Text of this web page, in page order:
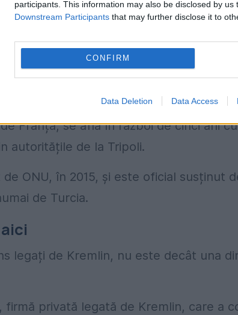
participants. This information may also be disclosed by us
Downstream Participants that may further disclose it to
CONFIRM
Data Deletion Data Access
de culise, Rusia se implică mult mai
lunetiști, artilerie precisă: același
Haftar, în estul Libiei. Haftar,
Franța, se află în război de cinci ani
autoritățile de la Tripoli.
ONU, în 2015, și este oficial susținut
de Turcia.
legați de Kremlin, nu este decât una
privată legată de Kremlin, care a